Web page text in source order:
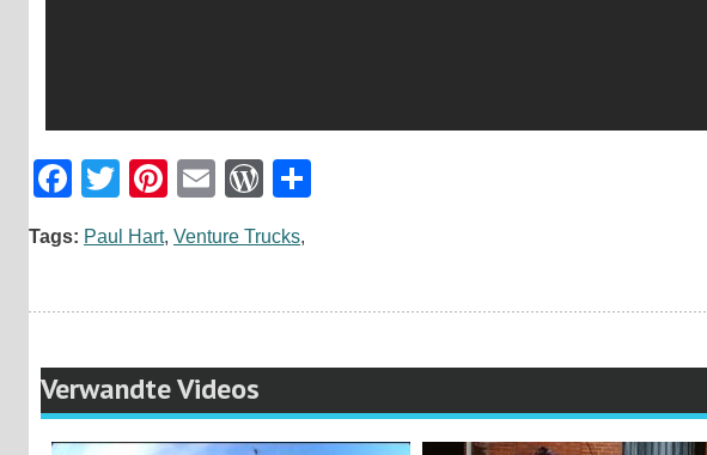
Facebook
Twitter
Pinterest
EmailWordPress
Tags: Paul Hart, Venture Trucks,
Verwandte Videos